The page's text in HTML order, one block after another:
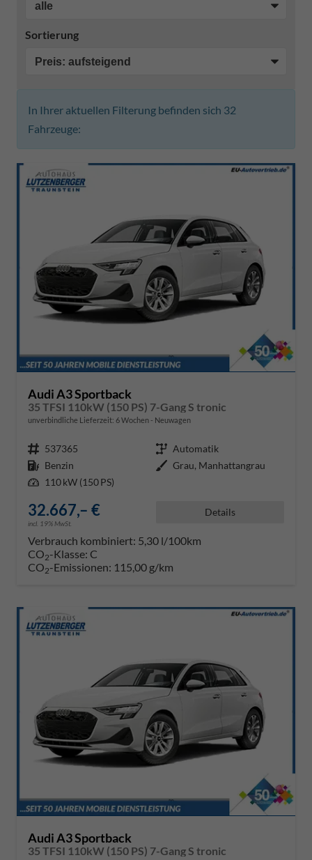
Sortierung
In Ihrer aktuellen Filterung befinden sich 32
Fahrzeuge:
Audi A3 Sportback
35 TFSI 110kW (150 PS) 7-Gang S tronic
unverbindliche Lieferzeit: 6 Wochen Neuwagen
Fahrzeugnr. 537365 Getriebe Automatik
Kraftstoff Benzin Außenfarbe Grau, Manhattangrau
Leistung 110 kW (150 PS)
32.667,– €
incl. 19% MwSt.
Details
Verbrauch kombiniert: 5,30 l/100km
CO2-Klasse: C
CO2-Emissionen: 115,00 g/km
Audi A3 Sportback
35 TFSI 110kW (150 PS) 7-Gang S tronic